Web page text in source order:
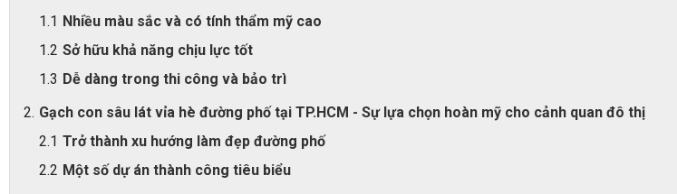
Nhiều màu sắc và có tính thẩm mỹ cao
Sở hữu khả năng chịu lực tốt
Dễ dàng trong thi công và bảo trì
Gạch con sâu lát vỉa hè đường phố tại TP.HCM - Sự lựa chọn hoàn mỹ cho cảnh quan đô thị
Trở thành xu hướng làm đẹp đường phố
Một số dự án thành công tiêu biểu